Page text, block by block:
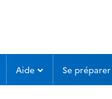
Aide Se